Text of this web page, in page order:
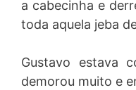
a cabecinha e
toda aquela jeba
Gustavo estava
demorou muito e